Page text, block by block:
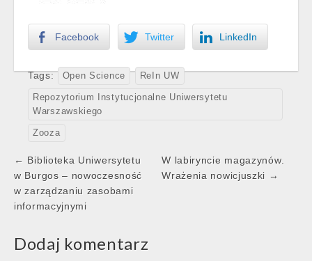
Facebook Twitter LinkedIn
Tags: Open Science ReIn UW
Repozytorium Instytucjonalne Uniwersytetu
Warszawskiego
Zooza
Post
navigation
← Biblioteka Uniwersytetu
w Burgos – nowoczesność
w zarządzaniu zasobami
informacyjnymi
W labiryncie magazynów.
Wrażenia nowicjuszki →
Dodaj komentarz